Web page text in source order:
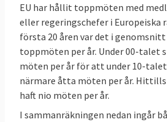
Inte blandas ihop
Europeiska rådet ska inte
medEuropeiska unionens
kallas ministerrådet vilket
ministrar från varje
och är en av lagstiftarna i
heller förväxlas med
EU har hållit toppmöten med
eller regeringschefer i Europeiska
första 20 åren var det i
toppmöten per år. Under 00-talet
möten per år för att under 10-
närmare åtta möten per år.
haft nio möten per år.
I sammanräkningen nedan ingår